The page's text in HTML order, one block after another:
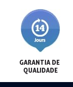
GARANTIA DE
QUALIDADE